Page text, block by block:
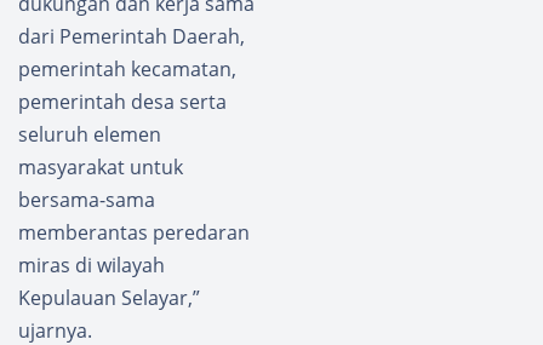
dari Pemerintah Daerah,
pemerintah kecamatan,
pemerintah desa serta
seluruh elemen
masyarakat untuk
bersama-sama
memberantas peredaran
miras di wilayah
Kepulauan Selayar,”
ujarnya.